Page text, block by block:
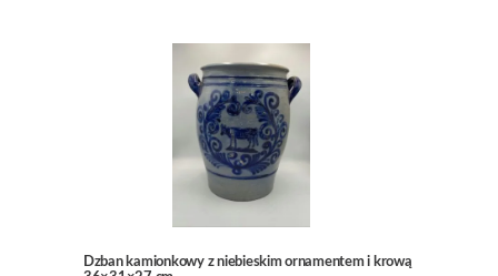
Dzban kamionkowy z niebieskim ornamentem i krową